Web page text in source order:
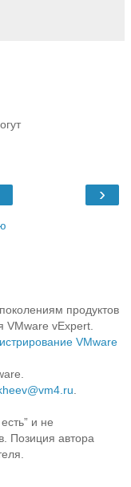
›
продуктов
VMware vExpert.
VMware
и не
Позиция автора